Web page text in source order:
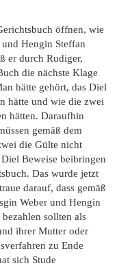
öffnen, wie
Hengin Steffan
er durch Rudiger,
die nächste Klage
hätte gehört, das Diel
hätte und wie die zwei
hätten. Daraufhin
gemäß dem
die Gülte nicht
Beweise beibringen
Das wurde jetzt
darauf, dass gemäß
Weber und Hengin
sollten als
ihrer Mutter oder
zu Ende
sich Stude